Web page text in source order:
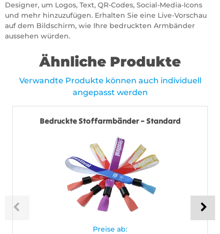
Designer, um Logos, Text, QR-Codes, Social-Media-Icons
und mehr hinzuzufügen. Erhalten Sie eine Live-Vorschau
auf dem Bildschirm, wie Ihre bedruckten Armbänder
aussehen würden.
Ähnliche Produkte
Verwandte Produkte können auch individuell
angepasst werden
Bedruckte Stoffarmbänder – Standard
Preise ab: